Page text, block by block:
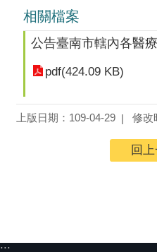
相關檔案
公告臺南市轄內各醫
pdf(424.09 KB)
上版日期：109-04-29 修改
回